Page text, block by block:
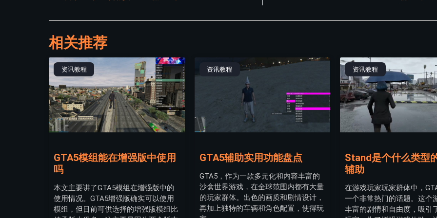
相关推荐
资讯教程
GTA5模组能在增强版中使用
吗
本文主要讲了GTA5模组在增强版中的
使用情况。GTA5增强版确实可以使用
模组，但目前可供选择的增强版模组比
资讯教程
GTA5辅助实用功能盘点
GTA5，作为一款多元化和内容丰富的
沙盒世界游戏，在全球范围内都有大量
的玩家群体。出色的画质和剧情设计，
再加上独特的车辆和角色配置，使得玩
资讯教程
Stand是个什么类型
辅助
在游戏玩家玩家群体中，
一个非常热门的话题。这个
丰富的剧情和自由度，吸引